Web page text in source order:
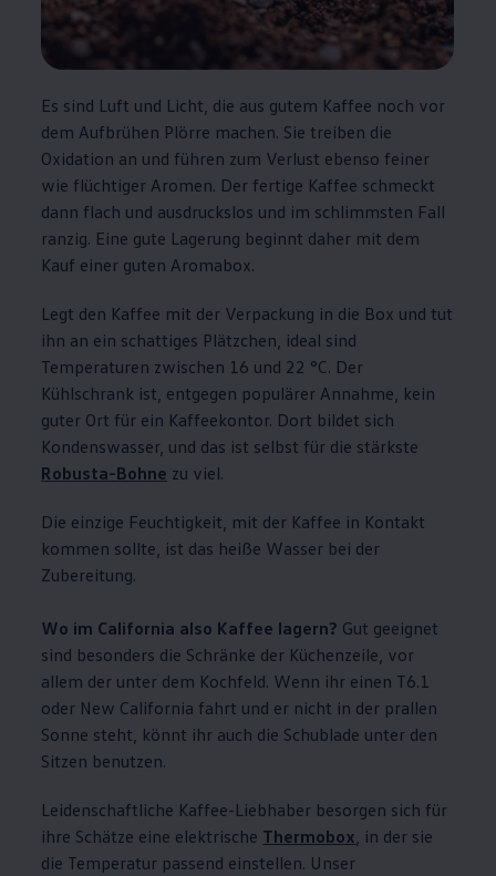
Es sind Luft und Licht, die aus gutem Kaffee noch vor
dem Aufbrühen Plörre machen. Sie treiben die
Oxidation an und führen zum Verlust ebenso feiner
wie flüchtiger Aromen. Der fertige Kaffee schmeckt
dann flach und ausdruckslos und im schlimmsten Fall
ranzig. Eine gute Lagerung beginnt daher mit dem
Kauf einer guten Aromabox.
Legt den Kaffee mit der Verpackung in die Box und tut
ihn an ein schattiges Plätzchen, ideal sind
Temperaturen zwischen 16 und 22 °C. Der
Kühlschrank ist, entgegen populärer Annahme, kein
guter Ort für ein Kaffeekontor. Dort bildet sich
Kondenswasser, und das ist selbst für die stärkste
Robusta-Bohne zu viel.
Die einzige Feuchtigkeit, mit der Kaffee in Kontakt
kommen sollte, ist das heiße Wasser bei der
Zubereitung.
Wo im California also Kaffee lagern? Gut geeignet
sind besonders die Schränke der Küchenzeile, vor
allem der unter dem Kochfeld. Wenn ihr einen T6.1
oder New California fahrt und er nicht in der prallen
Sonne steht, könnt ihr auch die Schublade unter den
Sitzen benutzen.
Leidenschaftliche Kaffee-Liebhaber besorgen sich für
ihre Schätze eine elektrische Thermobox , in der sie
die Temperatur passend einstellen. Unser